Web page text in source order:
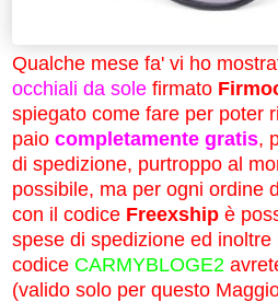
Qualche mese fa' vi ho
occhiali da sole firmato
spiegato come fare per poter
paio completamente gratis,
di spedizione, purtroppo al
possibile, ma per ogni ordine
con il codice Freexship è
spese di spedizione ed inoltre
codice CARMYBLOGE2
(valido solo per questo